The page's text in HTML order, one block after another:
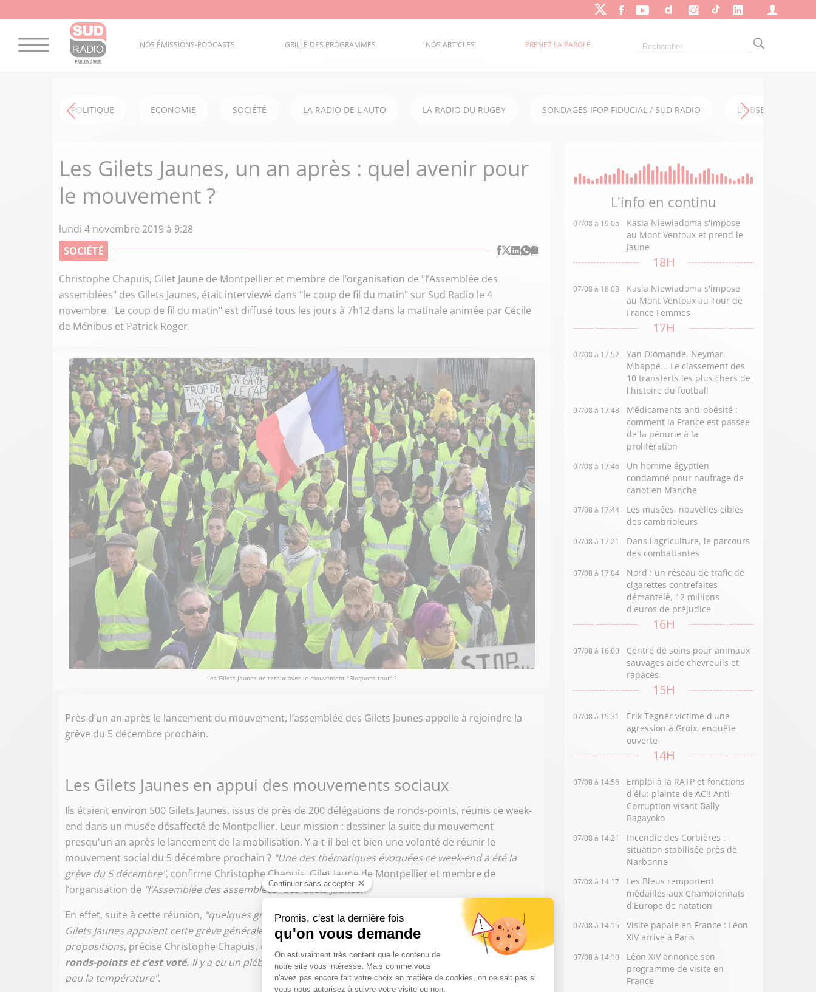
NOS ÉMISSIONS-PODCASTS GRILLE DES PROGRAMMES NOS ARTICLES PRENEZ LA PAROLE
POLITIQUE ECONOMIE SOCIÉTÉ LA RADIO DE L'AUTO LA RADIO DU RUGBY SONDAGES IFOP FIDUCIAL / SUD RADIO L'OBSERVATOIRE
Les Gilets Jaunes, un an après : quel avenir pour
le mouvement ?
lundi 4 novembre 2019 à 9:28
SOCIÉTÉ
Christophe Chapuis, Gilet Jaune de Montpellier et membre de l’organisation de "l’Assemblée des
assemblées" des Gilets Jaunes, était interviewé dans "le coup de fil du matin" sur Sud Radio le 4
novembre. "Le coup de fil du matin" est diffusé tous les jours à 7h12 dans la matinale animée par Cécile
de Ménibus et Patrick Roger.
Les Gilets Jaunes de retour avec le mouvement "Bloquons tout" ?
Près d’un an après le lancement du mouvement, l’assemblée des Gilets Jaunes appelle à rejoindre la
grève du 5 décembre prochain.
Les Gilets Jaunes en appui des mouvements sociaux
Ils étaient environ 500 Gilets Jaunes, issus de près de 200 délégations de ronds-points, réunis ce week-
end dans un musée désaffecté de Montpellier. Leur mission : dessiner la suite du mouvement
presqu'un an après le lancement de la mobilisation. Y a-t-il bel et bien une volonté de réunir le
mouvement social du 5 décembre prochain ? "Une des thématiques évoquées ce week-end a été la
grève du 5 décembre", confirme Christophe Chapuis, Gilet Jaune de Montpellier et membre de
l’organisation de "l’Assemblée des assemblées"des Gilets Jaunes.
En effet, suite à cette réunion, "quelques groupes proposent de rejoindre les syndicats, et que les
Gilets Jaunes appuient cette grève générale".
Une simple proposition, pour l’instant :
"nous faisons des
propositions, précise Christophe Chapuis. Quand nous sommes réunis, cela redescend sur les
ronds-points et c’est voté. Il y a eu un plébiscite de la part des personnes présentes, ce qui donne un
peu la température".
L'info en continu
07/08 à 19:05
Kasia Niewiadoma s'impose
au Mont Ventoux et prend le
jaune
18H
07/08 à 18:03
Kasia Niewiadoma s'impose
au Mont Ventoux au Tour de
France Femmes
17H
07/08 à 17:52
Yan Diomandé, Neymar,
Mbappé... Le classement des
10 transferts les plus chers de
l'histoire du football
07/08 à 17:48
Médicaments anti-obésité :
comment la France est passée
de la pénurie à la
prolifération
07/08 à 17:46
Un homme égyptien
condamné pour naufrage de
canot en Manche
07/08 à 17:44
Les musées, nouvelles cibles
des cambrioleurs
07/08 à 17:21
Dans l'agriculture, le parcours
des combattantes
07/08 à 17:04
Nord : un réseau de trafic de
cigarettes contrefaites
démantelé, 12 millions
d'euros de préjudice
16H
07/08 à 16:00
Centre de soins pour animaux
sauvages aide chevreuils et
rapaces
15H
07/08 à 15:31
Erik Tegnér victime d'une
agression à Groix, enquête
ouverte
14H
07/08 à 14:56
Emploi à la RATP et fonctions
d'élu: plainte de AC!! Anti-
Corruption visant Bally
Bagayoko
07/08 à 14:21
Incendie des Corbières :
situation stabilisée près de
Narbonne
07/08 à 14:17
Les Bleus remportent
médailles aux Championnats
d'Europe de natation
07/08 à 14:15
Visite papale en France : Léon
XIV arrive à Paris
07/08 à 14:10
Léon XIV annonce son
programme de visite en
France